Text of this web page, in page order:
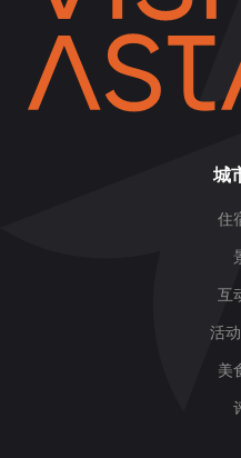
城
住
互
活
美